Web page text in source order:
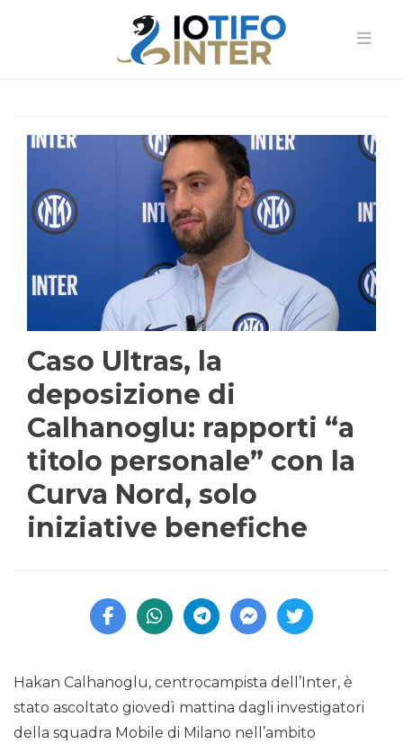
Caso Ultras, la
deposizione di
Calhanoglu: rapporti “a
titolo personale” con la
Curva Nord, solo
iniziative benefiche
Hakan Calhanoglu, centrocampista dell’Inter, è
stato ascoltato giovedì mattina dagli investigatori
della squadra Mobile di Milano nell’ambito